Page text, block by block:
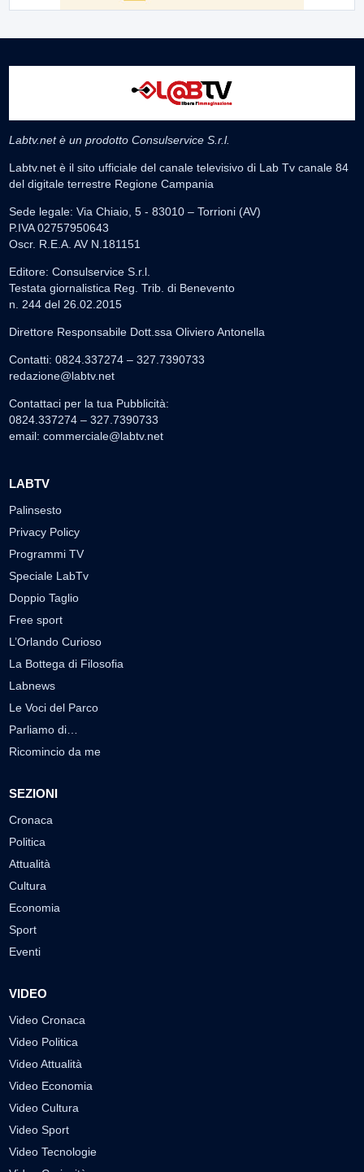
Labtv.net è un prodotto Consulservice S.r.l.
Labtv.net è il sito ufficiale del canale televisivo di Lab Tv canale 84
del digitale terrestre Regione Campania
Sede legale: Via Chiaio, 5 - 83010 – Torrioni (AV)
P.IVA 02757950643
Oscr. R.E.A. AV N.181151
Editore: Consulservice S.r.l.
Testata giornalistica Reg. Trib. di Benevento
n. 244 del 26.02.2015
Direttore Responsabile Dott.ssa Oliviero Antonella
Contatti: 0824.337274 – 327.7390733
redazione@labtv.net
Contattaci per la tua Pubblicità:
0824.337274 – 327.7390733
email: commerciale@labtv.net
LABTV
Palinsesto
Privacy Policy
Programmi TV
Speciale LabTv
Doppio Taglio
Free sport
L’Orlando Curioso
La Bottega di Filosofia
Labnews
Le Voci del Parco
Parliamo di…
Ricomincio da me
SEZIONI
Cronaca
Politica
Attualità
Cultura
Economia
Sport
Eventi
VIDEO
Video Cronaca
Video Politica
Video Attualità
Video Economia
Video Cultura
Video Sport
Video Tecnologie